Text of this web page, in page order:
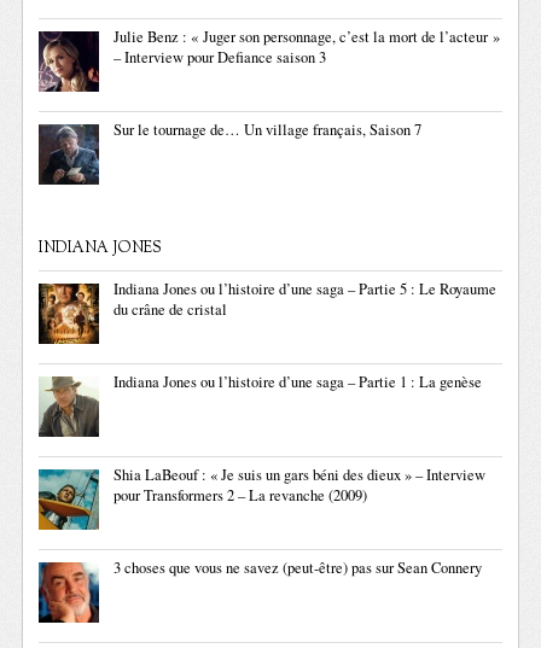
Julie Benz : « Juger son personnage, c’est la mort de l’acteur »
– Interview pour Defiance saison 3
Sur le tournage de… Un village français, Saison 7
INDIANA JONES
Indiana Jones ou l’histoire d’une saga – Partie 5 : Le Royaume
du crâne de cristal
Indiana Jones ou l’histoire d’une saga – Partie 1 : La genèse
Shia LaBeouf : « Je suis un gars béni des dieux » – Interview
pour Transformers 2 – La revanche (2009)
3 choses que vous ne savez (peut-être) pas sur Sean Connery